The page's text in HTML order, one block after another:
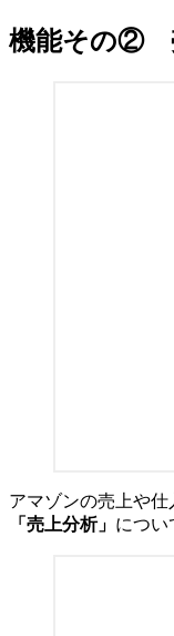
機能その②
アマゾンの売上や
「売上分析」 につい